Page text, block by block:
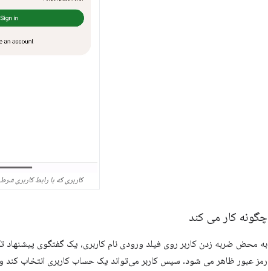
کاربری که با رابط کاربری
چگونه کار می کند
به محض ضربه زدن کاربر روی فیلد ورودی نام کاربری، یک گفتگوی پیشنهاد
رمز عبور ظاهر می شود. سپس کاربر می‌تواند یک حساب کاربری انتخاب کند